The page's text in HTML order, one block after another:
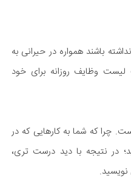
باشند همواره در حیرانی به
وظایف روزانه برای خود
چرا که شما به کارهایی که در
در نتیجه با دید درست تری،
نویسید.